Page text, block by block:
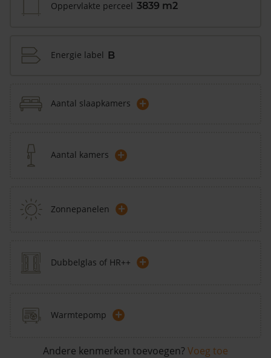
Oppervlakte perceel 3839 m2
Energie label B
Aantal slaapkamers +
Aantal kamers +
Zonnepanelen +
Dubbelglas of HR++ +
Warmtepomp +
Andere kenmerken toevoegen? Voeg toe